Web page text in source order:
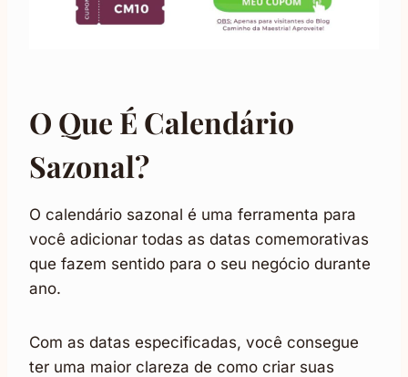
O Que É Calendário
Sazonal?
O calendário sazonal é uma ferramenta para
você adicionar todas as datas comemorativas
que fazem sentido para o seu negócio durante
ano.
Com as datas especificadas, você consegue
ter uma maior clareza de como criar suas